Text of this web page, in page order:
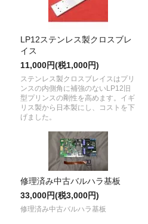
LP12ステンレス製クロスブレ
イス
11,000円(税1,000円)
ステンレス製クロスブレイスはプリ
ンスの内側角に補強のないLP12旧
型プリンスの剛性を高めます。イギ
リス製から日本製にし、コストを下
げました。
修理済み中古バルハラ基板
33,000円(税3,000円)
修理済み中古バルハラ基板